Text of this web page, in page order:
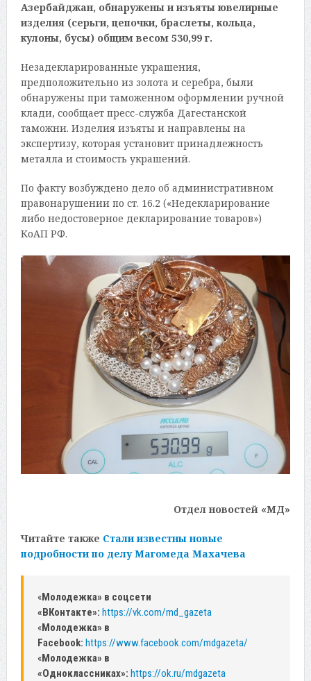
Азербайджан, обнаружены и изъяты ювелирные
изделия (серьги, цепочки, браслеты, кольца,
кулоны, бусы) общим весом 530,99 г.
Незадекларированные украшения,
предположительно из золота и серебра, были
обнаружены при таможенном оформлении ручной
клади, сообщает пресс-служба Дагестанской
таможни. Изделия изъяты и направлены на
экспертизу, которая установит принадлежность
металла и стоимость украшений.
По факту возбуждено дело об административном
правонарушении по ст. 16.2 («Недекларирование
либо недостоверное декларирование товаров»)
КоАП РФ.
Отдел новостей «МД»
Читайте также Стали известны новые
подробности по делу Магомеда Махачева
«Молодежка» в соцсети
«ВКонтакте»: https://vk.com/md_gazeta
«Молодежка» в
Facebook: https://www.facebook.com/mdgazeta/
«Молодежка» в
«Одноклассниках»: https://ok.ru/mdgazeta